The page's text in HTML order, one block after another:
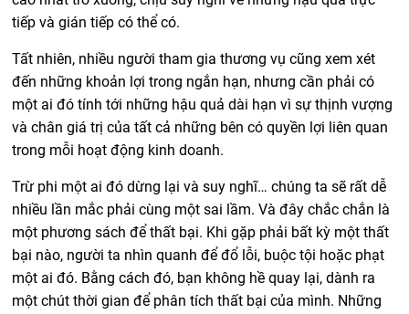
tiếp và gián tiếp có thể có.
Tất nhiên, nhiều người tham gia thương vụ cũng xem xét
đến những khoản lợi trong ngắn hạn, nhưng cần phải có
một ai đó tính tới những hậu quả dài hạn vì sự thịnh vượng
và chân giá trị của tất cả những bên có quyền lợi liên quan
trong mỗi hoạt động kinh doanh.
Trừ phi một ai đó dừng lại và suy nghĩ… chúng ta sẽ rất dễ
nhiều lần mắc phải cùng một sai lầm. Và đây chắc chắn là
một phương sách để thất bại. Khi gặp phải bất kỳ một thất
bại nào, người ta nhìn quanh để đổ lỗi, buộc tội hoặc phạt
một ai đó. Bằng cách đó, bạn không hề quay lại, dành ra
một chút thời gian để phân tích thất bại của mình. Những